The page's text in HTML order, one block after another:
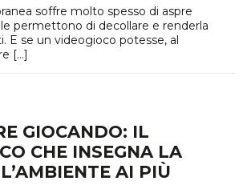
soffre molto spesso di aspre
permettono di decollare e renderla
E se un videogioco potesse, al
[…]
GIOCANDO: IL
CHE INSEGNA LA
AI PIÙ